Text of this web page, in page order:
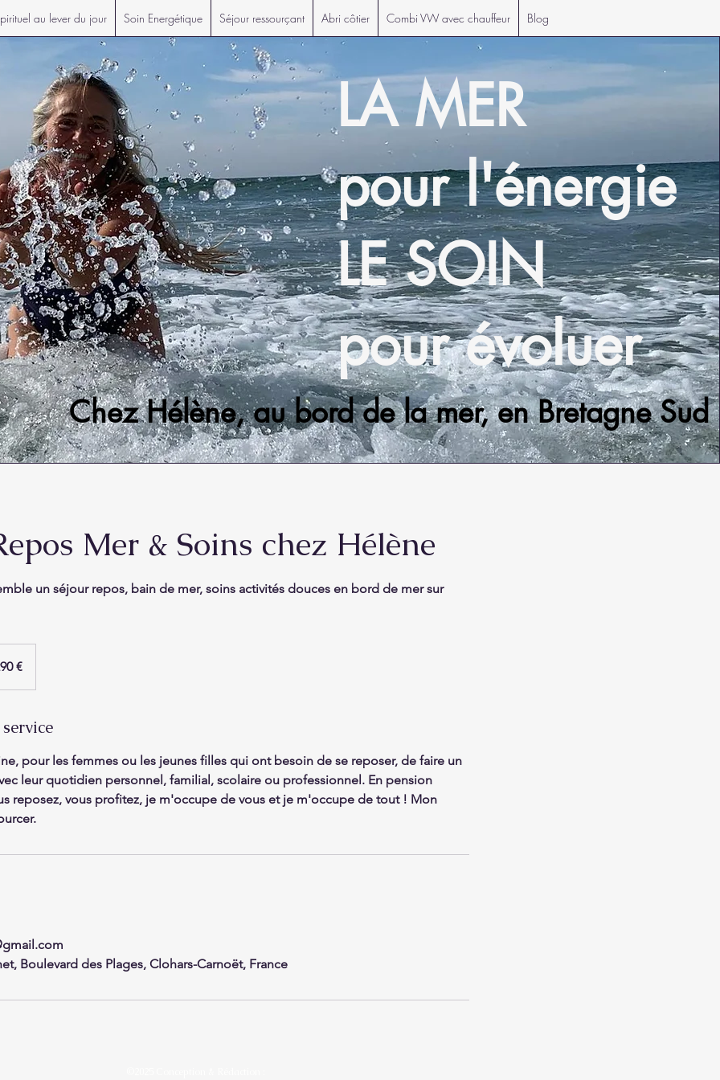
au lever du jour Soin Energétique Séjour ressourçant Abri côtier Combi VW avec chauffeur Blog
LA MER
pour l'énergie
LE SOIN
pour évoluer
Chez Hélène, au bord de la mer, en Bretagne Sud
Mer & Soins chez Hélène
un séjour repos, bain de mer, soins activités douces en bord de mer sur
€
pour les femmes ou les jeunes filles qui ont besoin de se reposer, de faire un
leur quotidien personnel, familial, scolaire ou professionnel. En pension
reposez, vous profitez, je m'occupe de vous et je m'occupe de tout ! Mon
Boulevard des Plages, Clohars-Carnoët, France